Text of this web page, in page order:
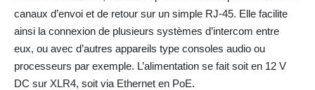
canaux d’envoi et de retour sur un simple RJ-45. Elle facilite
ainsi la connexion de plusieurs systèmes d’intercom entre
eux, ou avec d’autres appareils type consoles audio ou
processeurs par exemple. L’alimentation se fait soit en 12 V
DC sur XLR4, soit via Ethernet en PoE.